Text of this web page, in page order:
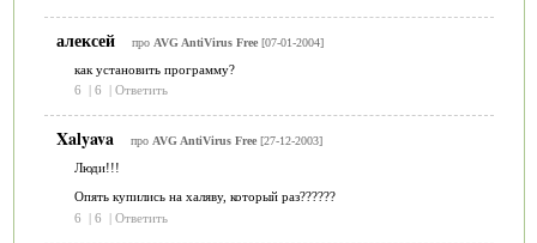
алексей про AVG AntiVirus Free [07-01-2004]
как установить программу?
6
| 6 | Ответить
Xalyava про AVG AntiVirus Free [27-12-2003]
Люди!!!
Опять купились на халяву, который раз??????
6
| 6 | Ответить